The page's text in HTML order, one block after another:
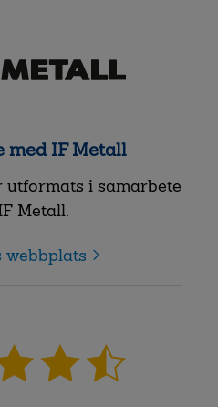
med IF Metall
i samarbete
Metall.
webbplats